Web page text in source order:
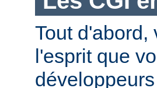
Tout d'abord,
l'esprit que